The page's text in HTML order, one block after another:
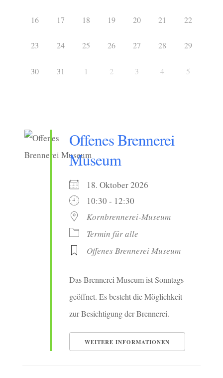
16 17 18 19 20 21 22
23 24 25 26 27 28 29
30 31 1 2 3 4 5
Offenes Brennerei
Museum
18. Oktober 2026
10:30 - 12:30
Kornbrennerei-Museum
Termin für alle
Offenes Brennerei Museum
Das Brennerei Museum ist Sonntags
geöffnet. Es besteht die Möglichkeit
zur Besichtigung der Brennerei.
WEITERE INFORMATIONEN